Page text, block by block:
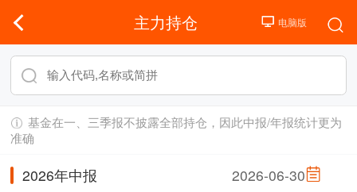
主力持仓
基金在一、三季报不披露全部持仓，因此中报/年报统计更为
准确
2026年中报 2026-06-30